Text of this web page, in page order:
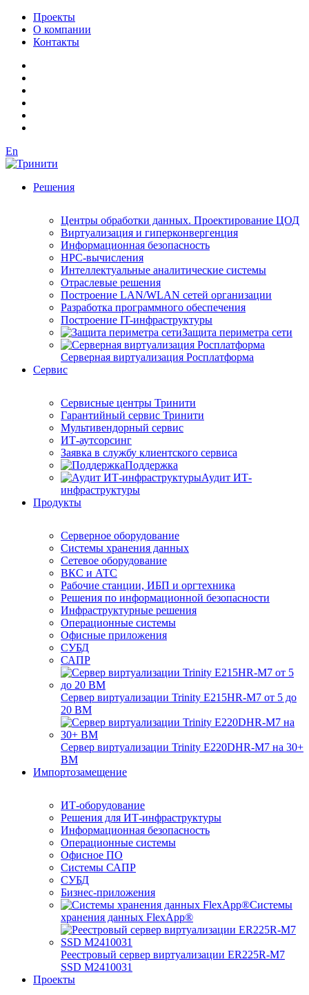
Проекты
О компании
Контакты
En
Решения
Центры обработки данных. Проектирование ЦОД
Виртуализация и гиперконвергенция
Информационная безопасность
HPC-вычисления
Интеллектуальные аналитические системы
Отраслевые решения
Построение LAN/WLAN сетей организации
Разработка программного обеспечения
Построение IT-инфраструктуры
Защита периметра сети
Серверная виртуализация Росплатформа
Сервис
Сервисные центры Тринити
Гарантийный сервис Тринити
Мультивендорный сервис
ИТ-аутсорсинг
Заявка в службу клиентского сервиса
Поддержка
Аудит ИТ-
инфраструктуры
Продукты
Серверное оборудование
Системы хранения данных
Сетевое оборудование
ВКС и АТС
Рабочие станции, ИБП и оргтехника
Решения по информационной безопасности
Инфраструктурные решения
Операционные системы
Офисные приложения
СУБД
САПР
Сервер виртуализации Trinity E215HR-M7 от 5 до
20 ВМ
Сервер виртуализации Trinity E220DHR-M7 на 30+
ВМ
Импортозамещение
ИТ-оборудование
Решения для ИТ-инфраструктуры
Информационная безопасность
Операционные системы
Офисное ПО
Системы САПР
СУБД
Бизнес-приложения
Системы
хранения данных FlexApp®
Реестровый сервер виртуализации ER225R-M7
SSD М2410031
Проекты